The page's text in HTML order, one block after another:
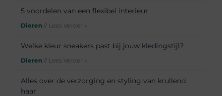
5 voordelen van een flexibel interieur
Dieren // Lees Verder »
Welke kleur sneakers past bij jouw kledingstijl?
Dieren // Lees Verder »
Alles over de verzorging en styling van krullend
haar